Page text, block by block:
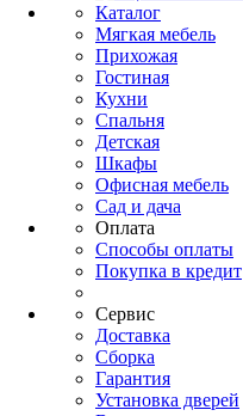
Каталог
Мягкая мебель
Прихожая
Гостиная
Кухни
Спальня
Детская
Шкафы
Офисная мебель
Сад и дача
Оплата
Способы оплаты
Покупка в кредит
Сервис
Доставка
Сборка
Гарантия
Установка дверей